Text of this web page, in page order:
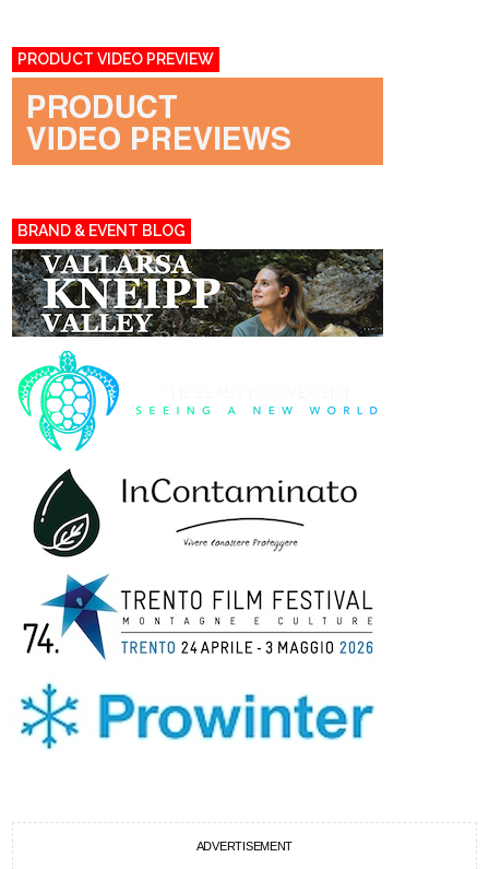
PRODUCT VIDEO PREVIEW
BRAND & EVENT BLOG
ADVERTISEMENT